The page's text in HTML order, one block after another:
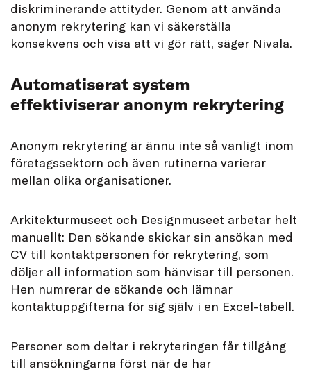
diskriminerande attityder. Genom att använda
anonym rekrytering kan vi säkerställa
konsekvens och visa att vi gör rätt, säger Nivala.
Automatiserat system
effektiviserar anonym rekrytering
Anonym rekrytering är ännu inte så vanligt inom
företagssektorn och även rutinerna varierar
mellan olika organisationer.
Arkitekturmuseet och Designmuseet arbetar helt
manuellt: Den sökande skickar sin ansökan med
CV till kontaktpersonen för rekrytering, som
döljer all information som hänvisar till personen.
Hen numrerar de sökande och lämnar
kontaktuppgifterna för sig själv i en Excel-tabell.
Personer som deltar i rekryteringen får tillgång
till ansökningarna först när de har